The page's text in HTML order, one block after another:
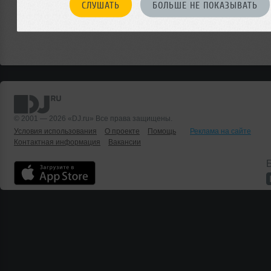
СЛУШАТЬ БОЛЬШЕ НЕ ПОКАЗЫВАТЬ
© 2001 — 2026 «DJ.ru» Все права защищены.
Условия использования
О проекте Помощь
Реклама на сайте
Контактная информация
Вакансии